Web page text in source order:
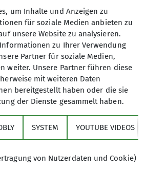
die diesjährige Kletternacht
vom DAV Dingolfing statt. Mit
trafen sich 15 Kletterer und
Halle.
Training, allerdings mit
Aufwärmspiel : dem
es für alle eine ordentliche
Überraschungsprogramm:
und Boulderblock,
positiv aufgenommen.
waren die Aufgaben verteilt
Putzerfolgen hatten
um Inhalte und Anzeigen zu
für soziale Medien anbieten zu
unsere Website zu analysieren.
zu Ihrer Verwendung
Partner für soziale Medien,
weiter. Unsere Partner führen diese
mit weiteren Daten
bereitgestellt haben oder die sie
der Dienste gesammelt haben.
SYSTEM YOUTUBE VIDEOS
von Nutzerdaten und Cookie)